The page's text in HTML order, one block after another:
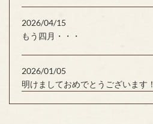
2026/04/15
もう四月・・・
2026/01/05
明けましておめでとうございます！